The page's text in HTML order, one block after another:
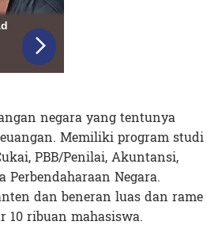
negara yang tentunya
Memiliki program studi
PBB/Penilai, Akuntansi,
Perbendaharaan Negara.
dan beneran luas dan rame
ribuan mahasiswa.